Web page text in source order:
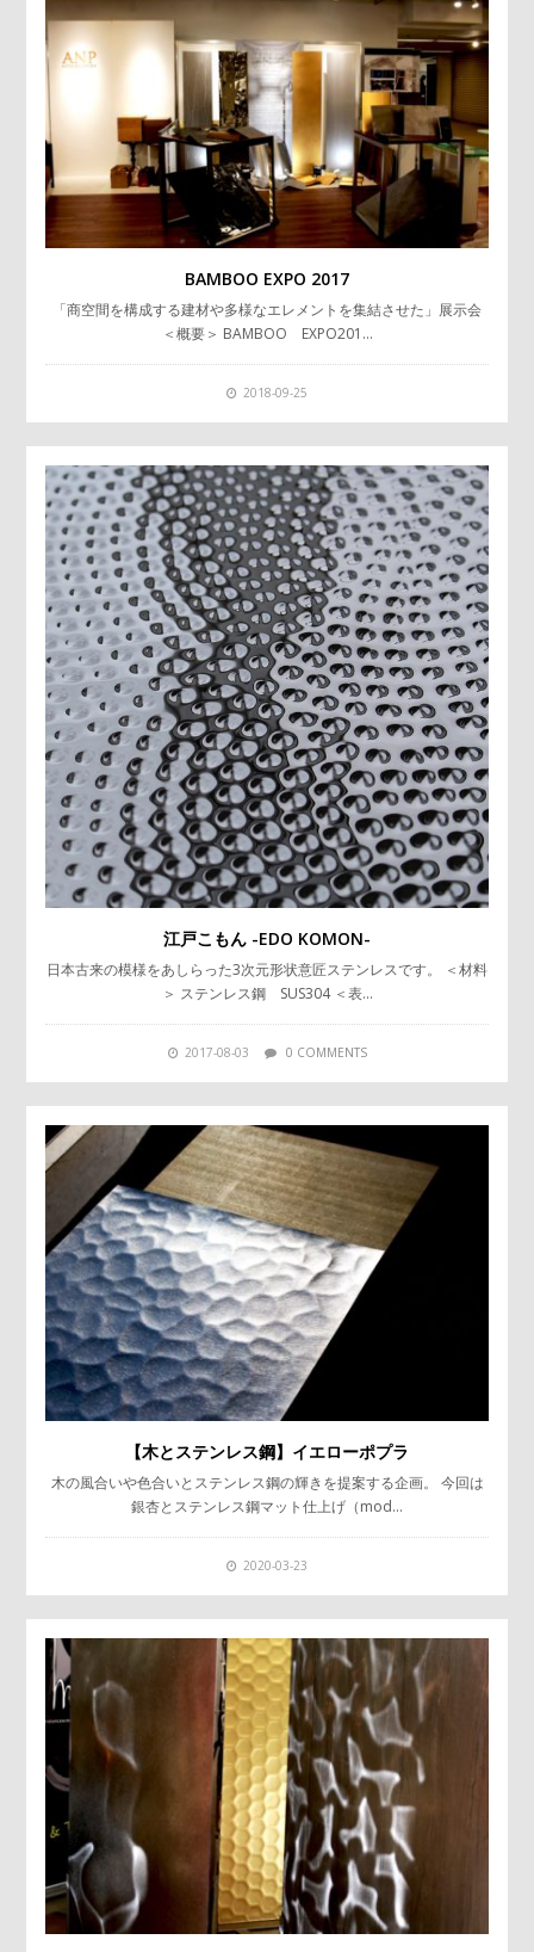
BAMBOO EXPO 2017
「商空間を構成する建材や多様なエレメントを集結させた」展示会
＜概要＞ BAMBOO EXPO201…
2018-09-25
江戸こもん -EDO KOMON-
日本古来の模様をあしらった3次元形状意匠ステンレスです。 ＜材料
＞ ステンレス鋼 SUS304 ＜表…
2017-08-03 0 COMMENTS
【木とステンレス鋼】イエローポプラ
木の風合いや色合いとステンレス鋼の輝きを提案する企画。 今回は
銀杏とステンレス鋼マット仕上げ（mod…
2020-03-23